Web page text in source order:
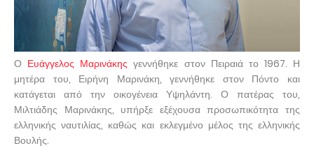
Ο Ευάγγελος Μαρινάκης γεννήθηκε στον Πειραιά το 1967. Η
μητέρα του, Ειρήνη Μαρινάκη, γεννήθηκε στον Πόντο και
κατάγεται από την οικογένεια Υψηλάντη. Ο πατέρας του,
Μιλτιάδης Μαρινάκης, υπήρξε εξέχουσα προσωπικότητα της
ελληνικής ναυτιλίας, καθώς και εκλεγμένο μέλος της ελληνικής
Βουλής.